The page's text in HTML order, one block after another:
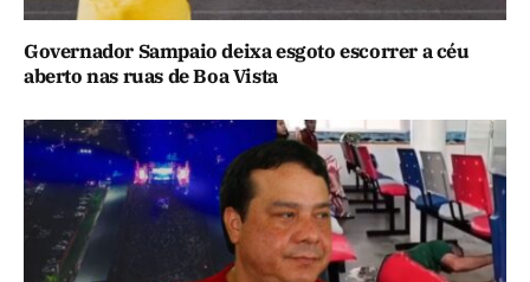
Governador Sampaio deixa esgoto escorrer a céu
aberto nas ruas de Boa Vista